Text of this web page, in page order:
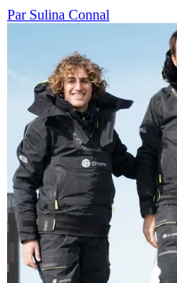
Par Sulina Connal